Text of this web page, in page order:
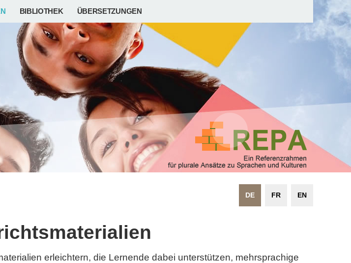
BIBLIOTHEK ÜBERSETZUNGEN
EN
FR
DE
erleichtern, die Lernende dabei unterstützen, mehrsprachige